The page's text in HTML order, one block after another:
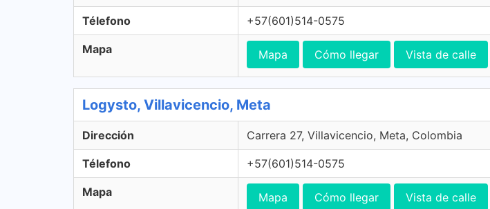
Télefono +57(601)514-0575
Mapa Mapa Cómo llegar Vista de calle
Logysto, Villavicencio, Meta
Dirección Carrera 27, Villavicencio, Meta, Colombia
Télefono +57(601)514-0575
Mapa Mapa Cómo llegar Vista de calle